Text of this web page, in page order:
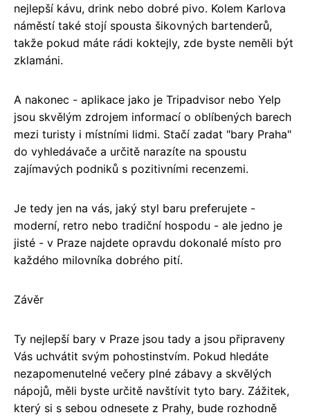
nejlepší kávu, drink nebo dobré pivo. Kolem Karlova
náměstí také stojí spousta šikovných bartenderů,
takže pokud máte rádi koktejly, zde byste neměli být
zklamáni.
A nakonec - aplikace jako je Tripadvisor nebo Yelp
jsou skvělým zdrojem informací o oblíbených barech
mezi turisty i místními lidmi. Stačí zadat "bary Praha"
do vyhledávače a určitě narazíte na spoustu
zajímavých podniků s pozitivními recenzemi.
Je tedy jen na vás, jaký styl baru preferujete -
moderní, retro nebo tradiční hospodu - ale jedno je
jisté - v Praze najdete opravdu dokonalé místo pro
každého milovníka dobrého pití.
Závěr
Ty nejlepší bary v Praze jsou tady a jsou připraveny
Vás uchvátit svým pohostinstvím. Pokud hledáte
nezapomenutelné večery plné zábavy a skvělých
nápojů, měli byste určitě navštívit tyto bary. Zážitek,
který si s sebou odnesete z Prahy, bude rozhodně